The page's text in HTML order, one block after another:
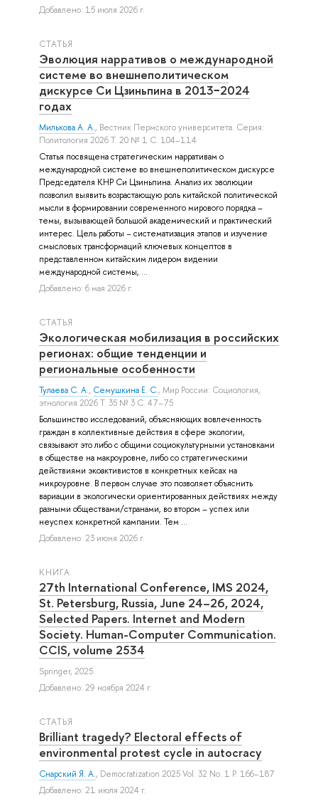
Добавлено: 15 июля 2026 г.
СТАТЬЯ
Эволюция нарративов о международной
системе во внешнеполитическом
дискурсе Си Цзиньпина в 2013−2024
годах
Милькова А. А., Вестник Пермского университета. Серия:
Политология 2026 Т. 20 № 1 С. 104–114
Статья посвящена стратегическим нарративам о
международной системе во внешнеполитическом дискурсе
Председателя КНР Си Цзиньпина. Анализ их эволюции
позволил выявить возрастающую роль китайской политической
мысли в формировании современного мирового порядка –
темы, вызывающей большой академический и практический
интерес. Цель работы − систематизация этапов и изучение
смысловых трансформаций ключевых концептов в
представленном китайским лидером видении
международной системы, ...
Добавлено: 6 мая 2026 г.
СТАТЬЯ
Экологическая мобилизация в российских
регионах: общие тенденции и
региональные особенности
Тулаева С. А., Семушкина Е. С., Мир России: Социология,
этнология 2026 Т. 35 № 3 С. 47–75
Большинство исследований, объясняющих вовлеченность
граждан в коллективные действия в сфере экологии,
связывают это либо с общими социокультурными установками
в обществе на макроуровне, либо со стратегическими
действиями экоактивистов в конкретных кейсах на
микроуровне. В первом случае это позволяет объяснить
вариации в экологически ориентированных действиях между
разными обществами/странами, во втором – успех или
неуспех конкретной кампании. Тем ...
Добавлено: 23 июня 2026 г.
КНИГА
27th International Conference, IMS 2024,
St. Petersburg, Russia, June 24–26, 2024,
Selected Papers. Internet and Modern
Society. Human-Computer Communication.
CCIS, volume 2534
Springer, 2025.
Добавлено: 29 ноября 2024 г.
СТАТЬЯ
Brilliant tragedy? Electoral effects of
environmental protest cycle in autocracy
Снарский Я. А., Democratization 2025 Vol. 32 No. 1 P. 166–187
Добавлено: 21 июля 2024 г.